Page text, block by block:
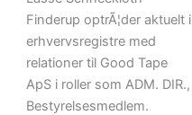
Finderup optrÃ¦der aktuelt i
erhvervsregistre med
relationer til Good Tape
ApS i roller som ADM. DIR.,
Bestyrelsesmedlem.